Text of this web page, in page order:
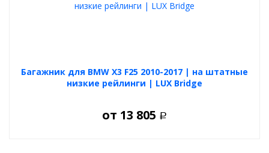
Багажник для BMW X3 F25 2010-2017 | на штатные
низкие рейлинги | LUX Bridge
от 13 805 Р